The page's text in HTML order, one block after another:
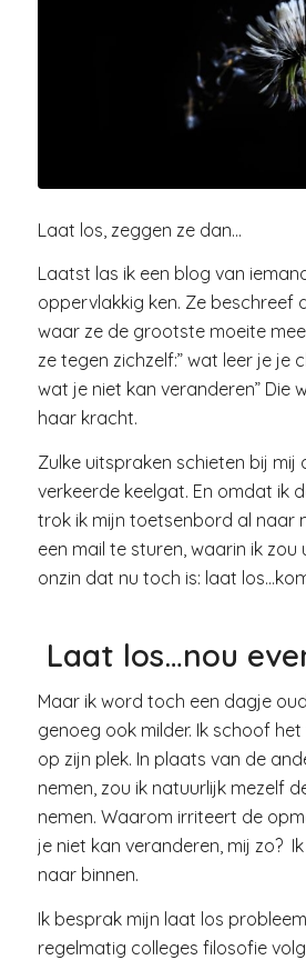
Laat los, zeggen ze dan…
Laatst las ik een blog van
oppervlakkig ken. Ze beschreef
waar ze de grootste moeite
ze tegen zichzelf:” wat leer je je
wat je niet kan veranderen” Die
haar kracht.
Zulke uitspraken schieten bij mij
verkeerde keelgat. En omdat ik
trok ik mijn toetsenbord al naar
een mail te sturen, waarin ik zou
onzin dat nu toch is: laat
Laat los…nou
Maar ik word toch een dagje
genoeg ook milder. Ik schoof
op zijn plek. In plaats van de
nemen, zou ik natuurlijk mezelf
nemen. Waarom irriteert de
je niet kan veranderen, mij zo?
naar binnen.
Ik besprak mijn laat los
regelmatig colleges filosofie